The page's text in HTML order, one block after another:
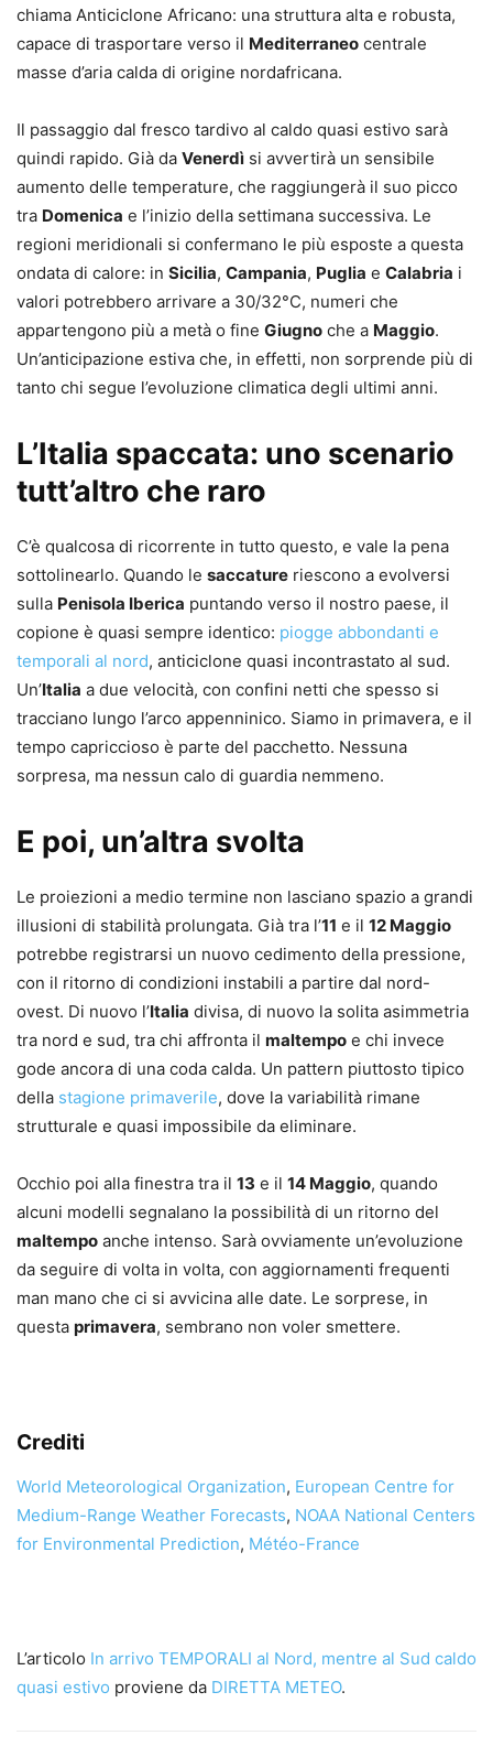
chiama Anticiclone Africano: una struttura alta e robusta,
capace di trasportare verso il Mediterraneo centrale
masse d’aria calda di origine nordafricana.
Il passaggio dal fresco tardivo al caldo quasi estivo sarà
quindi rapido. Già da Venerdì si avvertirà un sensibile
aumento delle temperature, che raggiungerà il suo picco
tra Domenica e l’inizio della settimana successiva. Le
regioni meridionali si confermano le più esposte a questa
ondata di calore: in Sicilia, Campania, Puglia e Calabria i
valori potrebbero arrivare a 30/32°C, numeri che
appartengono più a metà o fine Giugno che a Maggio.
Un’anticipazione estiva che, in effetti, non sorprende più di
tanto chi segue l’evoluzione climatica degli ultimi anni.
L’Italia spaccata: uno scenario
tutt’altro che raro
C’è qualcosa di ricorrente in tutto questo, e vale la pena
sottolinearlo. Quando le saccature riescono a evolversi
sulla Penisola Iberica puntando verso il nostro paese, il
copione è quasi sempre identico: piogge abbondanti e
temporali al nord, anticiclone quasi incontrastato al sud.
Un’Italia a due velocità, con confini netti che spesso si
tracciano lungo l’arco appenninico. Siamo in primavera, e il
tempo capriccioso è parte del pacchetto. Nessuna
sorpresa, ma nessun calo di guardia nemmeno.
E poi, un’altra svolta
Le proiezioni a medio termine non lasciano spazio a grandi
illusioni di stabilità prolungata. Già tra l’11 e il 12 Maggio
potrebbe registrarsi un nuovo cedimento della pressione,
con il ritorno di condizioni instabili a partire dal nord-
ovest. Di nuovo l’Italia divisa, di nuovo la solita asimmetria
tra nord e sud, tra chi affronta il maltempo e chi invece
gode ancora di una coda calda. Un pattern piuttosto tipico
della stagione primaverile, dove la variabilità rimane
strutturale e quasi impossibile da eliminare.
Occhio poi alla finestra tra il 13 e il 14 Maggio, quando
alcuni modelli segnalano la possibilità di un ritorno del
maltempo anche intenso. Sarà ovviamente un’evoluzione
da seguire di volta in volta, con aggiornamenti frequenti
man mano che ci si avvicina alle date. Le sorprese, in
questa primavera, sembrano non voler smettere.
Crediti
World Meteorological Organization, European Centre for
Medium-Range Weather Forecasts, NOAA National Centers
for Environmental Prediction, Météo-France
L’articolo In arrivo TEMPORALI al Nord, mentre al Sud caldo
quasi estivo proviene da DIRETTA METEO.